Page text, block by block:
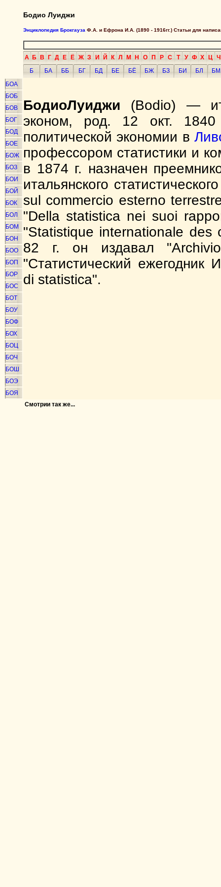
Бодио Луиджи
Энциклопедия Брокгауза Ф.А. и Ефрона И.А. (1890 - 1916гг.) Статьи для
А Б В Г Д Е Ё Ж З И Й К Л М Н О П Р С Т У Ф Х Ц Ч
Б
БА ББ БГ БД БЕ БЁ БЖ БЗ БИ БЛ
БМ
БОА
БОБ
БОВ
БОГ
БОД
БОЕ
БОЖ
БОЗ
БОИ
БОЙ
БОК
БОЛ
БОМ
БОН
БОО
БОП
БОР
БОС
БОТ
БОУ
БОФ
БОХ
БОЦ
БОЧ
БОШ
БОЭ
БОЯ
БодиоЛуиджи (Bodio) —
эконом, род. 12 окт.
политической экономии в
профессором статистики и
в 1874 г. назначен
итальянского
sul commercio esterno
"Della statistica nei suoi
"Statistique internationale
82 г. он издавал
"Статистический ежегодник
di statistica".
Смотрии так же...